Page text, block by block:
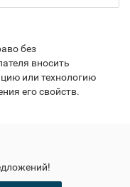
без
вносить
или технологию
его свойств.